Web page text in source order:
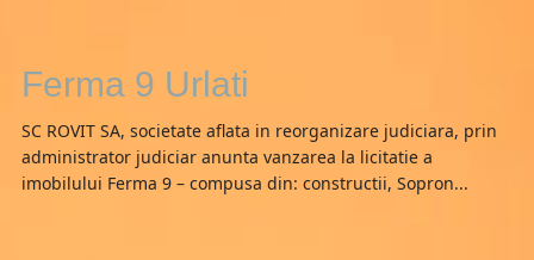
Ferma 9 Urlati
SC ROVIT SA, societate aflata in reorganizare judiciara, prin
administrator judiciar anunta vanzarea la licitatie a
imobilului Ferma 9 – compusa din: constructii, Sopron...